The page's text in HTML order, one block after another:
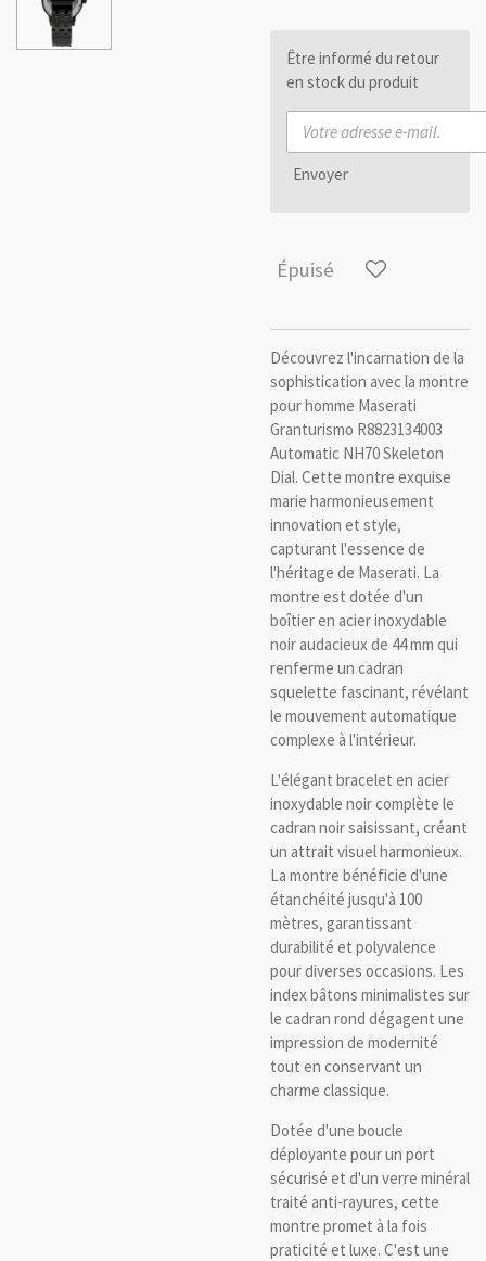
Être informé du retour
en stock du produit
Envoyer
Épuisé
Découvrez l'incarnation de la
sophistication avec la montre
pour homme Maserati
Granturismo R8823134003
Automatic NH70 Skeleton
Dial. Cette montre exquise
marie harmonieusement
innovation et style,
capturant l'essence de
l'héritage de Maserati. La
montre est dotée d'un
boîtier en acier inoxydable
noir audacieux de 44 mm qui
renferme un cadran
squelette fascinant, révélant
le mouvement automatique
complexe à l'intérieur.
L'élégant bracelet en acier
inoxydable noir complète le
cadran noir saisissant, créant
un attrait visuel harmonieux.
La montre bénéficie d'une
étanchéité jusqu'à 100
mètres, garantissant
durabilité et polyvalence
pour diverses occasions. Les
index bâtons minimalistes sur
le cadran rond dégagent une
impression de modernité
tout en conservant un
charme classique.
Dotée d'une boucle
déployante pour un port
sécurisé et d'un verre minéral
traité anti-rayures, cette
montre promet à la fois
praticité et luxe. C'est une